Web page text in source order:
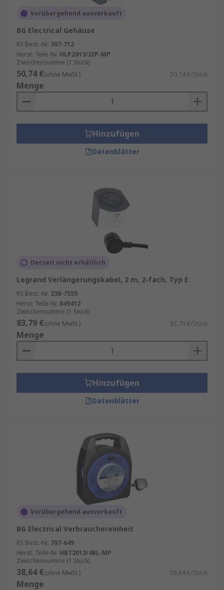
Vorübergehend ausverkauft
BG Electrical Gehäuse
RS Best.-Nr. 707-712
Herst. Teile-Nr. HLP2013/2IP-MP
Zwischensumme (1 Stück)
50,74 €(ohne MwSt.) 50,74 €/Stück
Menge
Hinzufügen
Datenblätter
Derzeit nicht erhältlich
Legrand Verlängerungskabel, 2 m, 2-fach, Typ E
RS Best.-Nr. 238-7555
Herst. Teile-Nr. 049412
Zwischensumme (1 Stück)
83,79 €(ohne MwSt.) 83,79 €/Stück
Menge
Hinzufügen
Datenblätter
Vorübergehend ausverkauft
BG Electrical Verbrauchereinheit
RS Best.-Nr. 707-649
Herst. Teile-Nr. HBT2013/4BL-MP
Zwischensumme (1 Stück)
38,64 €(ohne MwSt.) 38,64 €/Stück
Menge